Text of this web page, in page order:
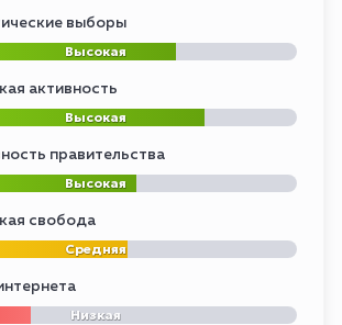
выборы
Высокая
активность
Высокая
правительства
Высокая
свобода
Средняя
Низкая